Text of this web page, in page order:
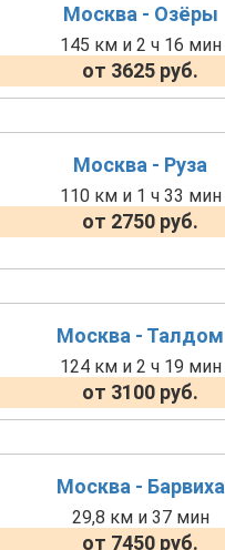
Москва - Озёры
145 км и 2 ч 16 мин
от 3625 руб.
Москва - Руза
110 км и 1 ч 33 мин
от 2750 руб.
Москва - Талдом
124 км и 2 ч 19 мин
от 3100 руб.
Москва - Барвиха
29,8 км и 37 мин
от 7450 руб.